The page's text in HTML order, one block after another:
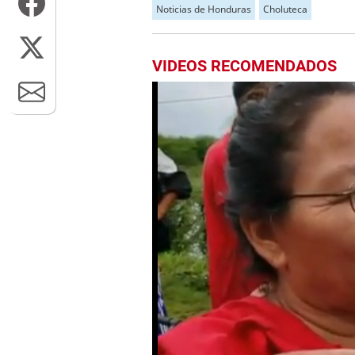
Noticias de Honduras Choluteca
VIDEOS RECOMENDADOS